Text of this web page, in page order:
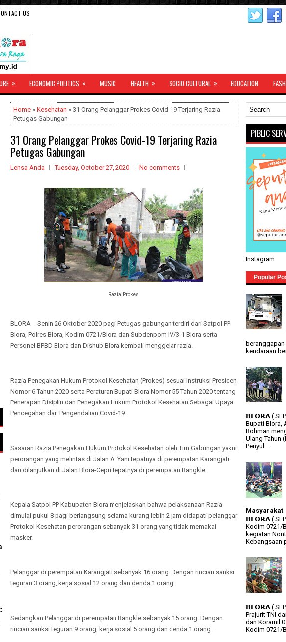
US
» ECONOMIC POLITICS » MUSIC HEALTH » SOCIO CULTURAL » EDUCATION
Home » Kesehatan » 31 Orang Pelanggar Prokes Covid-19 Terjaring Razia
Petugas Gabungan
31 Orang Pelanggar Prokes Covid-19 Terjaring Razia
Petugas Gabungan
Lensa Anda Tuesday, October 27, 2020 No comments
Razia Prokes
BLORA - Senin 26 Oktober 2020 pagi Petugas gabungan terdiri dari Satpol PP
Blora, Polres Blora, Kodim 0721/Blora dan Subdenpom IV/3-1 Blora serta
Personel BPBD Blora dan Dishub Blora kembali menggelar razia.
Razia Penegakan Hukum Protokol Kesehatan (Prokes) sesuai Instruksi Presiden
Nomor 6 Tahun 2020 serta Peraturan Bupati Blora Nomor 55 Tahun 2020 tentang
Penerapan Disiplin dan Penegakan Hukum Protokol Kesehatan Sebagai Upaya
Pencegahan dan Pengendalian Covid-19.
Sasaran Razia Penegakan Hukum Protokol Kesehatan oleh Tim Gabungan yakni
perorangan yang melintas di Jalan A. Yani tepatnya di perempatan Karangjati
dan dilanjutkan di Jalan Blora-Cepu tepatnya di perempatan Bangkle.
Kepala Satpol PP Kabupaten Blora menjelaskan bahwa pelaksanaan Razia
dimulai pukul 8 pagi berlangsung selama kurang lebih 2 jam didapati pelanggar
Protokol Kesehatan perorangan sebanyak 31 orang yang tidak memakai
masker.
Pelanggar di perempatan Karangjati sebanyak 16 orang. Dengan rincian sanksi
teguran 3 orang, kerja sosial 12 orang dan denda 1 orang.
Sedangkan Pelanggar di perempatan Bangkle sebanyak 15 orang. Dengan
rincian sanksi teguran 9 orang, kerja sosial 5 orang dan denda 1 orang.
PIBLIC
Instagram
Popular
beranggapan
kendaraan
𝗕𝗟𝗢𝗥𝗔 (
Bupati Blora,
Rohman
Ulang Tahun
Penyul...
Masyarakat
𝗕𝗟𝗢𝗥𝗔 (
Kodim 0721/
kegiatan
Kebangsaan
𝗕𝗟𝗢𝗥𝗔 (
Prajurit TNI
dan Koramil
Kodim 0721/